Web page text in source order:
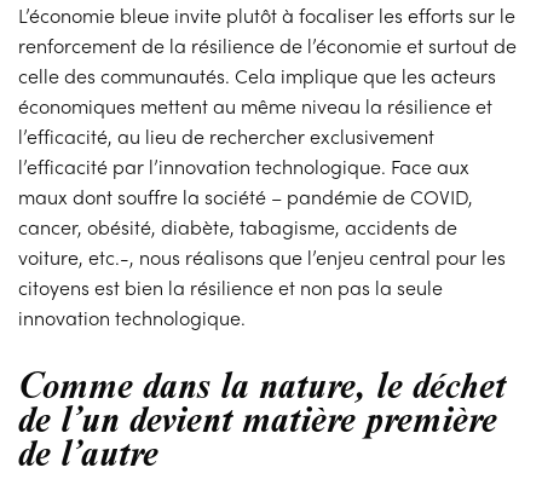
L’économie bleue invite plutôt à focaliser les efforts sur le
renforcement de la résilience de l’économie et surtout de
celle des communautés. Cela implique que les acteurs
économiques mettent au même niveau la résilience et
l’efficacité, au lieu de rechercher exclusivement
l’efficacité par l’innovation technologique. Face aux
maux dont souffre la société – pandémie de COVID,
cancer, obésité, diabète, tabagisme, accidents de
voiture, etc.-, nous réalisons que l’enjeu central pour les
citoyens est bien la résilience et non pas la seule
innovation technologique.
Comme dans la nature, le déchet
de l’un devient matière première
de l’autre